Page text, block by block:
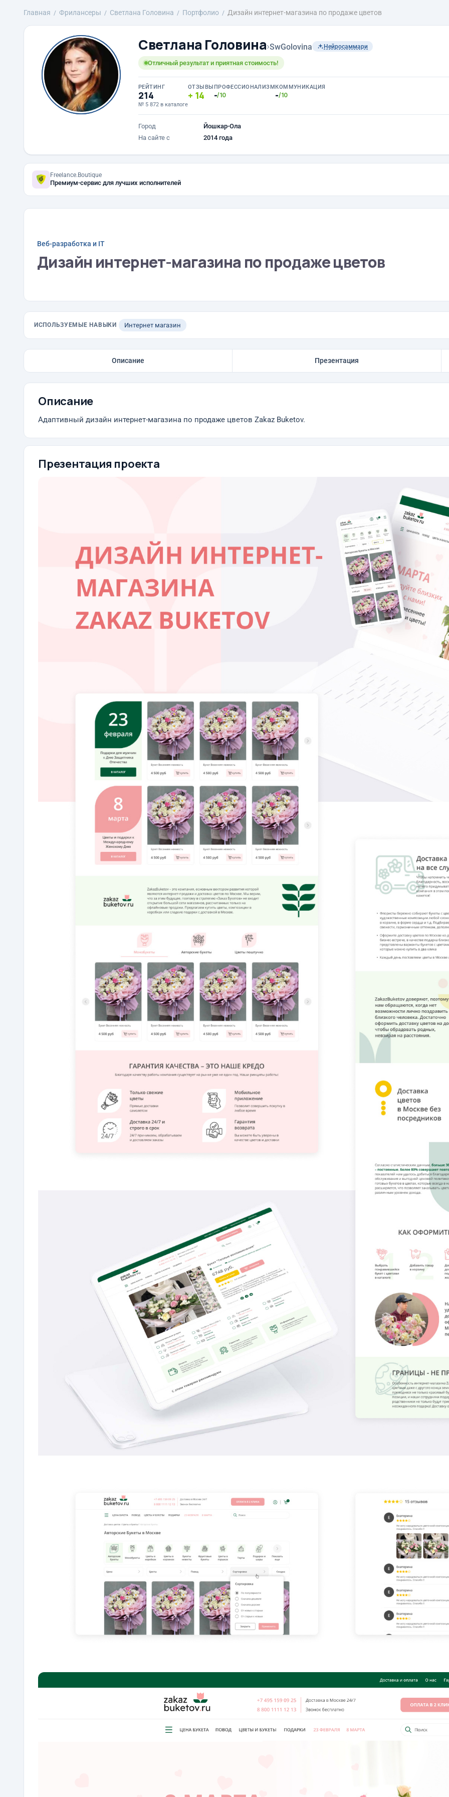
Главная Фрилансеры Светлана Головина Портфолио Дизайн интернет-магазина по продаже цветов
Светлана Головина›SwGolovina Нейросаммари
Отличный результат и приятная стоимость!
РЕЙТИНГ
214
№ 5 872 в каталоге
ОТЗЫВЫ
14
ПРОФЕССИОНАЛИЗМ
-/10
КОММУНИКАЦИЯ
-/10
Город
Йошкар-Ола
На сайте с
2014 года
Freelance.Boutique
Премиум-сервис для лучших исполнителей
Веб-разработка и IT
Дизайн интернет-магазина по продаже цветов
ИСПОЛЬЗУЕМЫЕ НАВЫКИ Интернет магазин
Описание Презентация
Описание
Адаптивный дизайн интернет-магазина по продаже цветов Zakaz Buketov.
Презентация проекта